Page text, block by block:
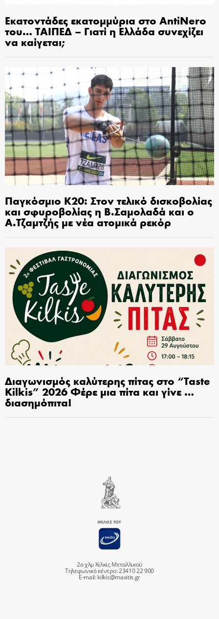
Εκατοντάδες εκατομμύρια στο AntiNero
του… ΤΑΙΠΕΔ – Γιατί η Ελλάδα συνεχίζει
να καίγεται;
Παγκόσμιο Κ20: Στον τελικό δισκοβολίας
και σφυροβολίας η Β.Σαμολαδά και ο
Α.Τζαμτζής με νέα ατομικά ρεκόρ
Διαγωνισμός καλύτερης πίτας στο “Taste
Kilkis” 2026 Φέρε μια πίτα και γίνε …
διασημόπιτα!
2ο χλμ Κιλκίς Μεταλλικού
Τηλεφωνικό κέντρο: 23410 22 900
E-mail:kilkis@maxitis.gr